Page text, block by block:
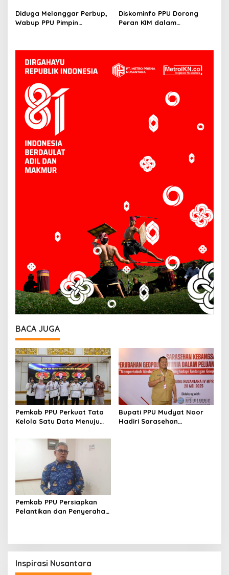
Monitoring Ketat
Diduga Melanggar Perbup,
Wabup PPU Pimpin
di Kelurahan Nenang
Diskominfo PPU Dorong
Peran KIM dalam
BACA JUGA
Pemkab PPU Perkuat Tata
Kelola Satu Data Menuju
Terpadu
Bupati PPU Mudyat Noor
Hadiri Sarasehan
Pemkab PPU Persiapkan
Pelantikan dan Penyerahan
Inspirasi Nusantara